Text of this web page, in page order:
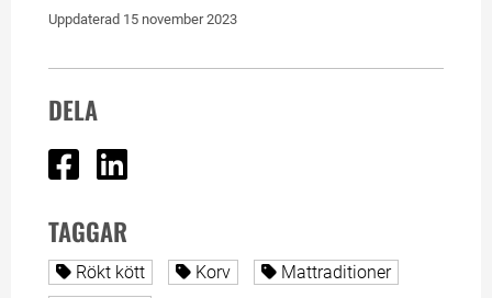
Uppdaterad 15 november 2023
DELA
Dela på Facebook
TAGGAR
Alla sidor taggade med
Rökt kött Alla sidor taggade med
Korv Alla sidor taggade med
Mattraditioner